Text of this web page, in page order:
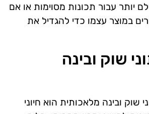
יותר עבור תכונות מסוימות או אם
במוצר עצמו כדי להגדיל את
שוק ובינה
שוק ובינה מלאכותית הוא חיוני